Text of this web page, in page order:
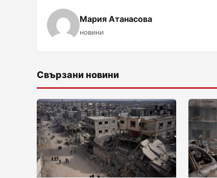
Мария Атанасова
новини
Свързани новини